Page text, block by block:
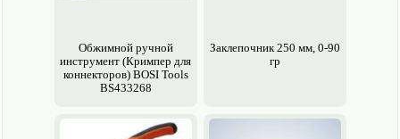
Обжимной ручной
инструмент (Кримпер для
коннекторов) BOSI Tools
BS433268
Заклепочник 250 мм, 0-90
гр